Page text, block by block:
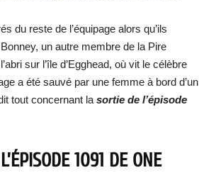
du reste de l’équipage alors qu’ils
un autre membre de la Pire
sur l’île d’Egghead, où vit le célèbre
a été sauvé par une femme à bord d’un
tout concernant la sortie de l’épisode
1091 DE ONE